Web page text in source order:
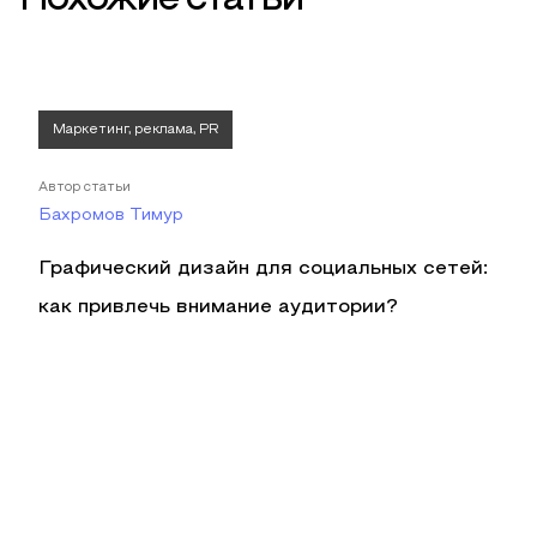
Маркетинг, реклама, PR
Автор статьи
Бахромов Тимур
Графический дизайн для социальных сетей:
как привлечь внимание аудитории?